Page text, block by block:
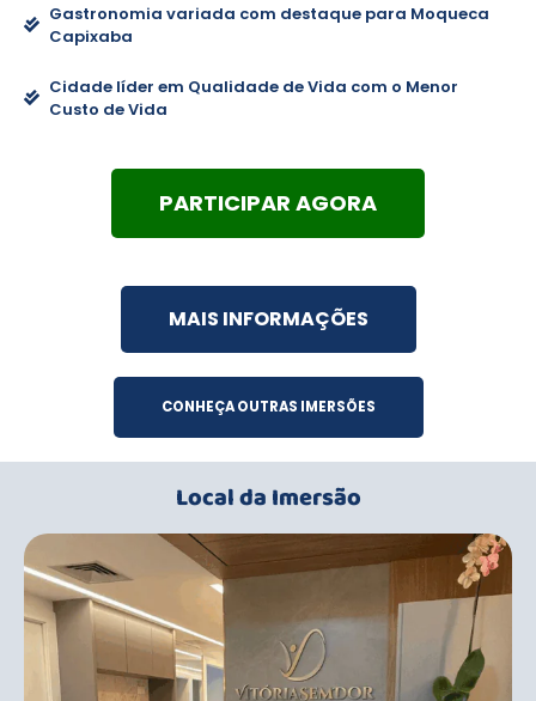
Gastronomia variada com destaque para Moqueca
Capixaba
Cidade líder em Qualidade de Vida com o Menor
Custo de Vida
PARTICIPAR AGORA
MAIS INFORMAÇÕES
CONHEÇA OUTRAS IMERSÕES
Local da Imersão